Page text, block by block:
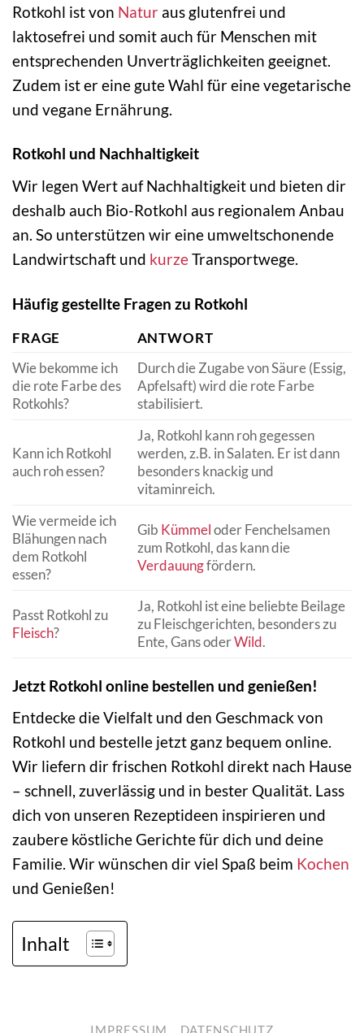
Rotkohl ist von Natur aus glutenfrei und
laktosefrei und somit auch für Menschen mit
entsprechenden Unverträglichkeiten geeignet.
Zudem ist er eine gute Wahl für eine vegetarische
und vegane Ernährung.
Rotkohl und Nachhaltigkeit
Wir legen Wert auf Nachhaltigkeit und bieten dir
deshalb auch Bio-Rotkohl aus regionalem Anbau
an. So unterstützen wir eine umweltschonende
Landwirtschaft und kurzeTransportwege.
Häufig gestellte Fragen zu Rotkohl
FRAGE
ANTWORT
Wie bekomme ich
die rote Farbe des
Rotkohls?
Durch die Zugabe von Säure (Essig,
Apfelsaft) wird die rote Farbe
stabilisiert.
Kann ich Rotkohl
auch roh essen?
Ja, Rotkohl kann roh gegessen
werden, z.B. in Salaten. Er ist dann
besonders knackig und
vitaminreich.
Wie vermeide ich
Blähungen nach
dem Rotkohl
essen?
Gib Kümmeloder Fenchelsamen
zum Rotkohl, das kann die
Verdauungfördern.
Passt Rotkohl zu
Fleisch?
Ja, Rotkohl ist eine beliebte Beilage
zu Fleischgerichten, besonders zu
Ente, Gans oderWild.
Jetzt Rotkohl online bestellen und genießen!
Entdecke die Vielfalt und den Geschmack von
Rotkohl und bestelle jetzt ganz bequem online.
Wir liefern dir frischen Rotkohl direkt nach Hause
– schnell, zuverlässig und in bester Qualität. Lass
dich von unseren Rezeptideen inspirieren und
zaubere köstliche Gerichte für dich und deine
Familie. Wir wünschen dir viel Spaß beim Kochen
und Genießen!
Inhalt
IMPRESSUM DATENSCHUTZ